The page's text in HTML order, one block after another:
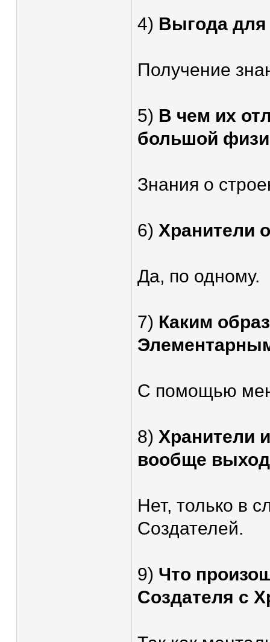
4) Выгода для
Получение
5) В чем их
большой
Знания о
6) Хранители
Да, по одному.
7) Каким
С помощью
8) Хранители
вообще
Нет, только в
Создателей.
9) Что
Создателя с